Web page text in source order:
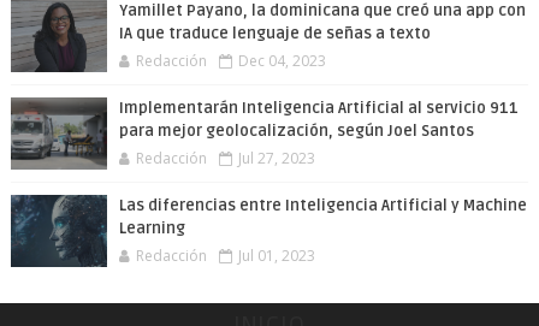
Yamillet Payano, la dominicana que creó una app con
IA que traduce lenguaje de señas a texto
Redacción Dec 04, 2023
Implementarán Inteligencia Artificial al servicio 911
para mejor geolocalización, según Joel Santos
Redacción Jul 27, 2023
Las diferencias entre Inteligencia Artificial y Machine
Learning
Redacción Jul 01, 2023